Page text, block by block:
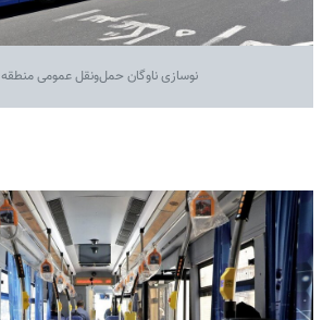
نوسازی ناوگان حمل‌ونقل عمومی منطقه ۱۳